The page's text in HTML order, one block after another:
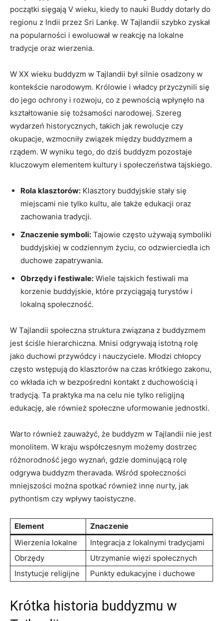
początki sięgają V wieku,‍ kiedy to nauki Buddy dotarły do
regionu z Indii ‌przez Sri Lankę. W Tajlandii szybko zyskał
na‌ popularności i ewoluował w reakcję‍ na lokalne
tradycje oraz‌ wierzenia.
W XX wieku buddyzm w Tajlandii był silnie osadzony⁤ w
kontekście narodowym. Królowie​ i władcy przyczynili się
do jego ⁤ochrony i rozwoju,⁣ co z‍ pewnością wpłynęło na
‌kształtowanie się tożsamości narodowej. Szereg
wydarzeń historycznych,​ takich jak rewolucje⁤ czy
okupacje, wzmocniły związek między buddyzmem a
rządem. W wyniku tego, do dziś buddyzm‍ pozostaje
kluczowym elementem kultury i społeczeństwa tajskiego.
Rola klasztorów: Klasztory buddyjskie stały się
miejscami nie tylko kultu,‌ ale ‌także edukacji oraz
zachowania tradycji.
Znaczenie symboli: Tajowie często ⁢używają symboliki
buddyjskiej⁤ w codziennym życiu, co odzwierciedla ich
⁣duchowe‌ zapatrywania.
Obrzędy i⁤ festiwale: Wiele tajskich festiwali ma
korzenie buddyjskie, które przyciągają turystów i
lokalną​ społeczność.
W Tajlandii społeczna struktura związana z buddyzmem⁣
jest ściśle hierarchiczna. Mnisi odgrywają istotną rolę
jako duchowi przywódcy i nauczyciele. Młodzi chłopcy
często wstępują do⁣ klasztorów na czas krótkiego zakonu,
co ‍wkłada ich w‍ bezpośredni kontakt z duchowością i⁣
tradycją. Ta praktyka ma na celu ⁣nie⁣ tylko religijną
edukację, ale ‍również społeczne ⁢uformowanie jednostki.
Warto również zauważyć, że buddyzm w Tajlandii nie​ jest
monolitem. W ⁤kraju współczesnym możemy ⁢dostrzec
różnorodność ⁢jego wyznań, gdzie⁣ dominującą rolę
odgrywa buddyzm theravada. ⁣Wśród‍ społeczności
mniejszości‍ można spotkać również inne nurty, jak
pythontism czy ‌wpływy⁣ taoistyczne.
Element
Znaczenie
Wierzenia ​lokalne
Integracja z lokalnymi ⁤tradycjami
Obrzędy
Utrzymanie więzi społecznych
Instytucje religijne
Punkty edukacyjne i ​duchowe
Krótka historia buddyzmu‍ w